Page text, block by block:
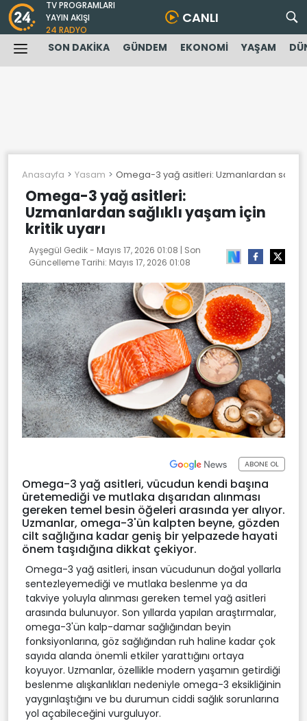
TV PROGRAMLARI
YAYIN AKIŞI
24 RADYO
CANLI
SON DAKİKA GÜNDEM EKONOMİ YAŞAM
Anasayfa Yasam Omega-3 yağ asitleri: Uzmanlardan
Omega-3 yağ asitleri:
Uzmanlardan sağlıklı yaşam için
kritik uyarı
Ayşegül Gedik - Mayıs 17, 2026 01:08 | Son
Güncelleme Tarihi: Mayıs 17, 2026 01:08
ABONE OL
Omega-3 yağ asitleri, vücudun kendi başına
üretemediği ve mutlaka dışarıdan alınması
gereken temel besin öğeleri arasında yer alıyor.
Uzmanlar, omega-3'ün kalpten beyne, gözden
cilt sağlığına kadar geniş bir yelpazede hayati
önem taşıdığına dikkat çekiyor.
Omega-3 yağ asitleri, insan vücudunun doğal yollarla
sentezleyemediği ve mutlaka beslenme ya da
takviye yoluyla alınması gereken temel yağ asitleri
arasında bulunuyor. Son yıllarda yapılan araştırmalar,
omega-3'ün kalp-damar sağlığından beyin
fonksiyonlarına, göz sağlığından ruh haline kadar çok
sayıda alanda önemli etkiler yarattığını ortaya
koyuyor. Uzmanlar, özellikle modern yaşamın getirdiği
beslenme alışkanlıkları nedeniyle omega-3 eksikliğinin
yaygınlaştığını ve bu durumun ciddi sağlık sorunlarına
yol açabileceğini vurguluyor.